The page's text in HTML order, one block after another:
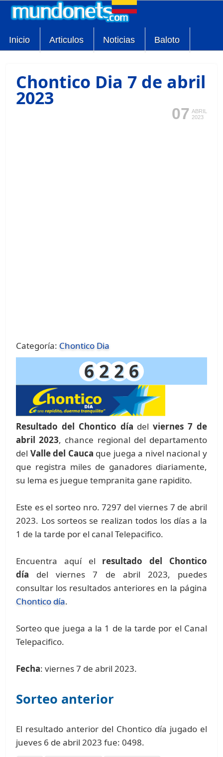
Inicio Articulos Noticias Baloto
Chontico Dia 7 de abril
2023
07 ABRIL
2023
Categoría: Chontico Dia
6 2 2 6
Resultado del Chontico día delviernes 7 de
abril 2023, chance regional del departamento
del Valle del Cauca que juega a nivel nacional y
que registra miles de ganadores diariamente,
su lema es juegue tempranita gane rapidito.
Este es el sorteo nro. 7297 del viernes 7 de abril
2023. Los sorteos se realizan todos los días a la
1 de la tarde por el canal Telepacifico.
Encuentra aquí el resultado del Chontico
día del viernes 7 de abril 2023, puedes
consultar los resultados anteriores en la página
Chontico día.
Sorteo que juega a la 1 de la tarde por el Canal
Telepacifico.
Fecha: viernes 7 de abril 2023.
Sorteo anterior
El resultado anterior del Chontico día jugado el
jueves 6 de abril 2023 fue: 0498.